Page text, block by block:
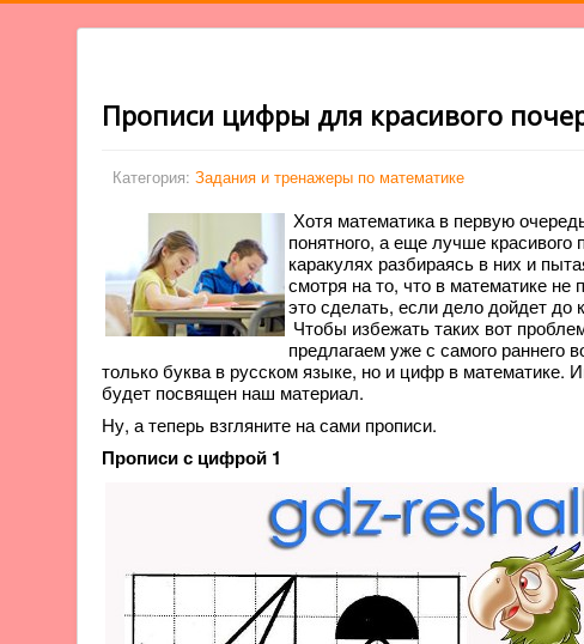
Прописи цифры для красивого
Категория:Задания и тренажеры по математике
Хотя математика в первую
понятного, а еще лучше
каракулях разбираясь в них и
смотря на то, что в математике не
это сделать, если дело дойдет до
Чтобы избежать таких вот
предлагаем уже с самого раннего
только буква в русском языке, но и цифр в математике.
будет посвящен наш материал.
Ну, а теперь взгляните на сами прописи.
Прописи с цифрой 1